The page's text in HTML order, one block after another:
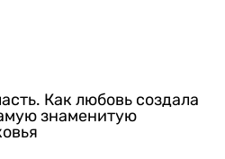
Как любовь создала
знаменитую